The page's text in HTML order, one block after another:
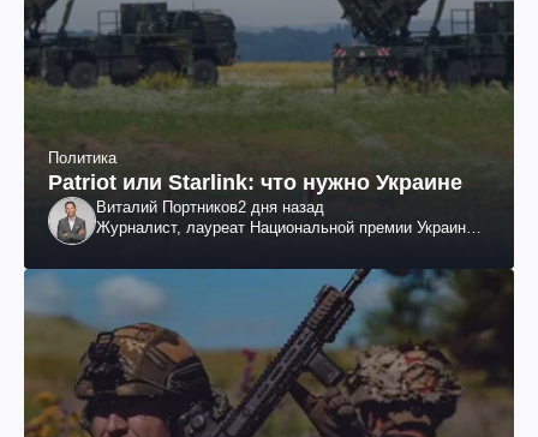
Политика
Patriot или Starlink: что нужно Украине
Виталий Портников2 дня назад
Журналист, лауреат Национальной премии Украины